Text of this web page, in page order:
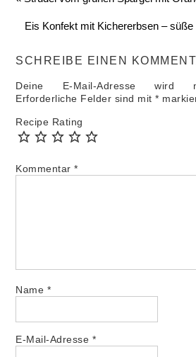
Eis Konfekt mit Kichererbsen –
SCHREIBE EINEN
Deine E-Mail-Adresse wird
Erforderliche Felder sind mit*
Recipe Rating
Kommentar*
Name *
E-Mail-Adresse *